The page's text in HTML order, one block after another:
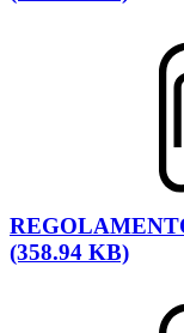
(358.94 KB)